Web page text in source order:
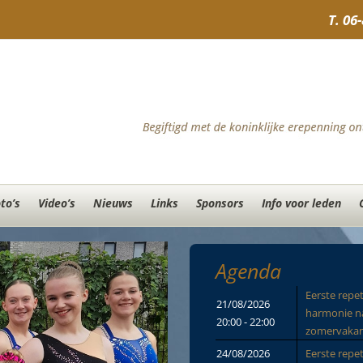
T.
Video’s Nieuws Links Sponsors Info voor leden
Agenda
21/08/2026
20:00 - 22:00
Eerste
harmonie
24/08/2026
Eerste